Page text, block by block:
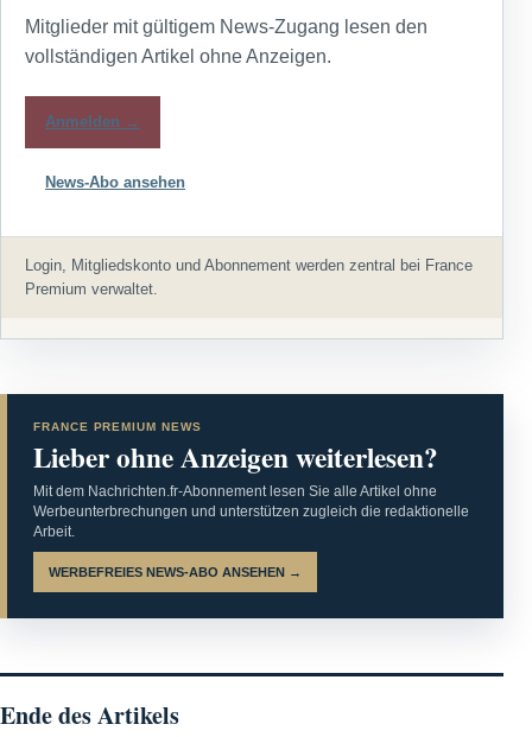
Mitglieder mit gültigem News-Zugang lesen den
vollständigen Artikel ohne Anzeigen.
Anmelden →
News-Abo ansehen
Login, Mitgliedskonto und Abonnement werden zentral bei France
Premium verwaltet.
FRANCE PREMIUM NEWS
Lieber ohne Anzeigen weiterlesen?
Mit dem Nachrichten.fr-Abonnement lesen Sie alle Artikel ohne
Werbeunterbrechungen und unterstützen zugleich die redaktionelle
Arbeit.
WERBEFREIES NEWS-ABO ANSEHEN →
Ende des Artikels